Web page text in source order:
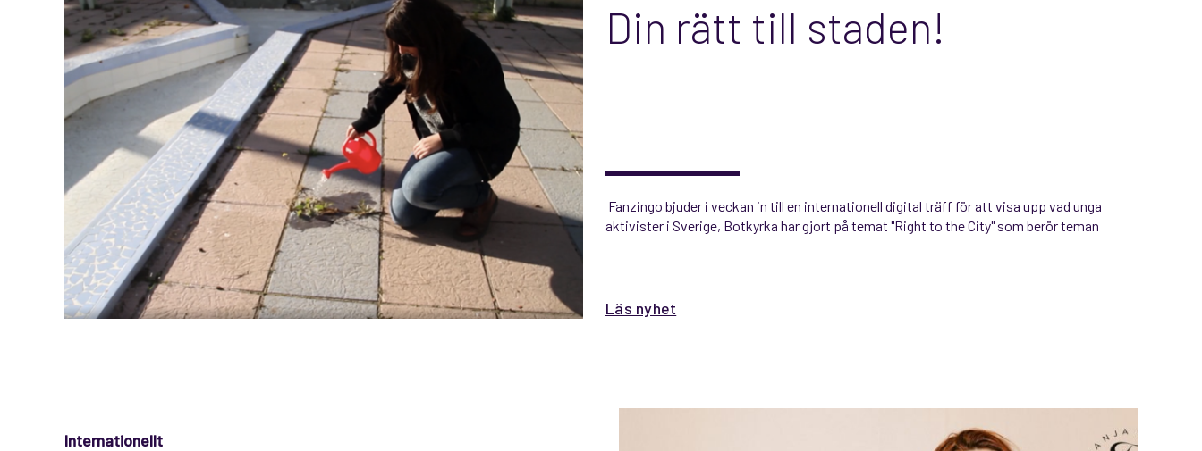
Din rätt till staden!
Fanzingo bjuder i veckan in till en internationell digital träff för att visa upp vad unga
aktivister i Sverige, Botkyrka har gjort på temat "Right to the City" som berör teman
Läs nyhet
Internationellt